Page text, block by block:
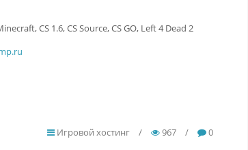
CS 1.6, CS Source, CS GO, Left 4 Dead 2
Игровой хостинг / 967 / 0